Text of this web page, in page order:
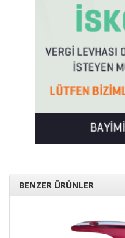
BENZER ÜRÜNLER